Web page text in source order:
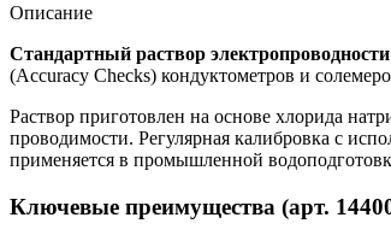
Описание
Стандартный раствор электропроводности
(Accuracy Checks) кондуктометров и
Раствор приготовлен на основе хлорида
проводимости. Регулярная калибровка с
применяется в промышленной
Ключевые преимущества (арт.